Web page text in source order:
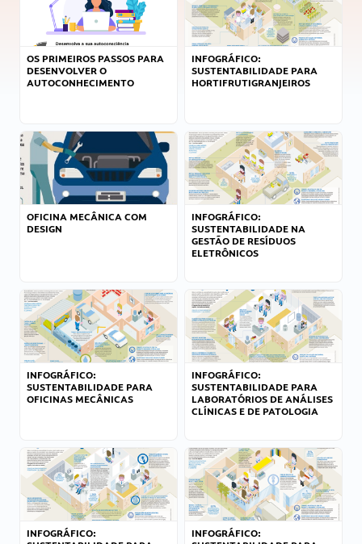
OS PRIMEIROS PASSOS PARA
DESENVOLVER O
AUTOCONHECIMENTO
INFOGRÁFICO:
SUSTENTABILIDADE PARA
HORTIFRUTIGRANJEIROS
OFICINA MECÂNICA COM
DESIGN
INFOGRÁFICO:
SUSTENTABILIDADE NA
GESTÃO DE RESÍDUOS
ELETRÔNICOS
INFOGRÁFICO:
SUSTENTABILIDADE PARA
OFICINAS MECÂNICAS
INFOGRÁFICO:
SUSTENTABILIDADE PARA
LABORATÓRIOS DE ANÁLISES
CLÍNICAS E DE PATOLOGIA
INFOGRÁFICO:
INFOGRÁFICO: